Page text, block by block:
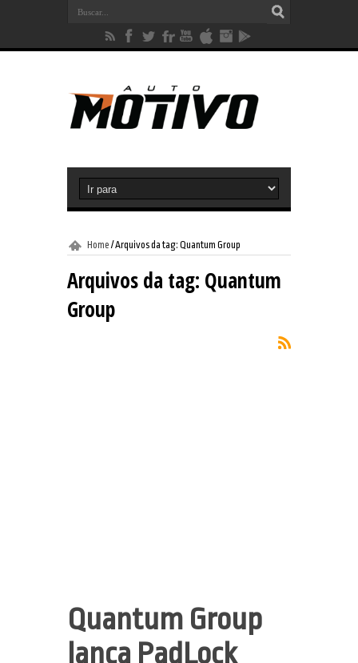
Home /Arquivos da tag: Quantum Group
Arquivos da tag: Quantum
Group
Quantum Group
lança PadLock